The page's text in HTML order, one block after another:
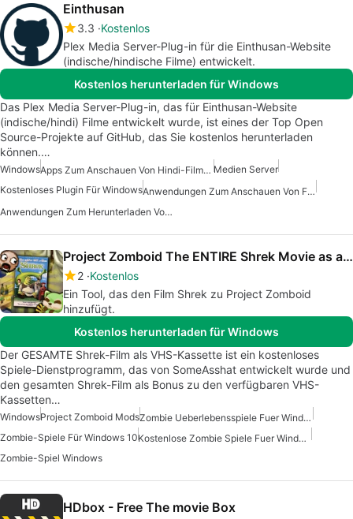
Einthusan
3.3 Kostenlos
Plex Media Server-Plug-in für die Einthusan-Website
(indische/hindische Filme) entwickelt.
Kostenlos herunterladen für Windows
Das Plex Media Server-Plug-in, das für Einthusan-Website
(indische/hindi) Filme entwickelt wurde, ist eines der Top Open
Source-Projekte auf GitHub, das Sie kostenlos herunterladen
können.…
Windows Apps Zum Anschauen Von Hindi-Filmen Medien Server
Kostenloses Plugin Für Windows
Anwendungen Zum Anschauen Von Filmen Auf Hindi
Anwendungen Zum Herunterladen Von Hollywood- Und Bollywood-Filmen
Project Zomboid The ENTIRE Shrek Movie as a VHS Mod
2 Kostenlos
Ein Tool, das den Film Shrek zu Project Zomboid
hinzufügt.
Kostenlos herunterladen für Windows
Der GESAMTE Shrek-Film als VHS-Kassette ist ein kostenloses
Spiele-Dienstprogramm, das von SomeAsshat entwickelt wurde und
den gesamten Shrek-Film als Bonus zu den verfügbaren VHS-
Kassetten…
WindowsProject Zomboid Mods
Zombie Ueberlebensspiele Fuer Windows
Zombie-Spiele Für Windows 10
Kostenlose Zombie Spiele Fuer Windows
Zombie-Spiel Windows
HDbox - Free The movie Box